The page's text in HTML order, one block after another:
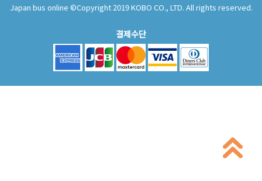
Japan bus online ©Copyright 2019 KOBO CO., LTD. All rights reserved.
결제수단